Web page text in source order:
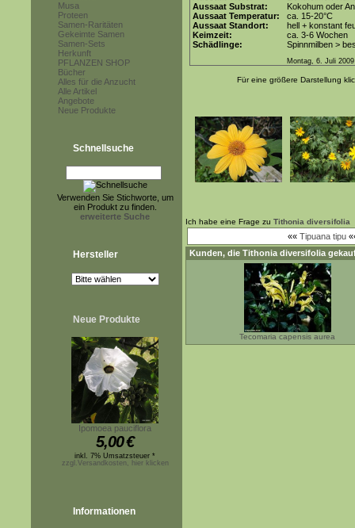
Musa
Proteen
Samen-Raritäten
Gekeimte Samen
Samen-Sets
Herkunft
PFLANZEN SHOP
Bücher
Alles für die Anzucht
Alle Artikel
Angebote
Neue Produkte
Schnellsuche
Verwenden Sie Stichworte, um
ein Produkt zu finden.
erweiterte Suche
Hersteller
Neue Produkte
Ipomoea pauciflora
5,00€
inkl. 7% Umsatzsteuer *
zzgl.Versandkosten, hier klicken
Informationen
Aussaat Substrat:
Kokohum oder
Aussaat Temperatur:
ca. 15-20°C
Aussaat Standort:
hell + konstant
Keimzeit:
ca. 3-6 Wochen
Schädlinge:
Spinnmilben >
Montag, 6. Juli 2009
Für eine größere Darstellung
Ich habe eine Frage zu Tithonia diversifolia
«« Tipuana tipu
Kunden, die Tithonia diversifolia
Tecomaria capensis aurea